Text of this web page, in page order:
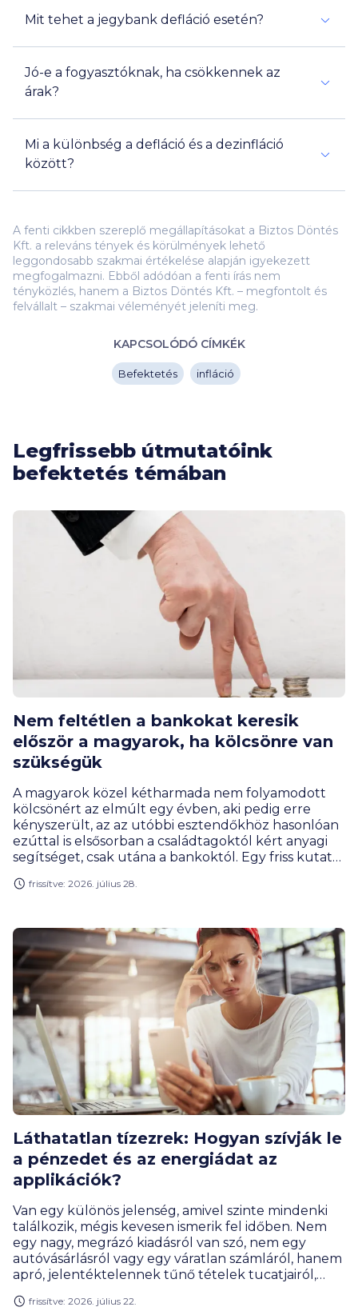
Mit tehet a jegybank defláció esetén?
Jó-e a fogyasztóknak, ha csökkennek az
árak?
Mi a különbség a defláció és a dezinfláció
között?
A fenti cikkben szereplő megállapításokat a Biztos Döntés
Kft. a releváns tények és körülmények lehető
leggondosabb szakmai értékelése alapján igyekezett
megfogalmazni. Ebből adódóan a fenti írás nem
tényközlés, hanem a Biztos Döntés Kft. – megfontolt és
felvállalt – szakmai véleményét jeleníti meg.
KAPCSOLÓDÓ CÍMKÉK
Befektetés infláció
Legfrissebb útmutatóink
befektetés témában
Nem feltétlen a bankokat keresik
először a magyarok, ha kölcsönre van
szükségük
A magyarok közel kétharmada nem folyamodott
kölcsönért az elmúlt egy évben, aki pedig erre
kényszerült, az az utóbbi esztendőkhöz hasonlóan
ezúttal is elsősorban a családtagoktól kért anyagi
segítséget, csak utána a bankoktól. Egy friss kutatás
erősebb, mint az idősebb korosztályoknál.
frissítve: 2026. július 28.
Láthatatlan tízezrek: Hogyan szívják le
a pénzedet és az energiádat az
applikációk?
Van egy különös jelenség, amivel szinte mindenki
találkozik, mégis kevesen ismerik fel időben. Nem
egy nagy, megrázó kiadásról van szó, nem egy
autóvásárlásról vagy egy váratlan számláról, hanem
apró, jelentéktelennek tűnő tételek tucatjairól,
a jövedelmünk egy jelentős részét. Az apró
frissítve: 2026. július 22.